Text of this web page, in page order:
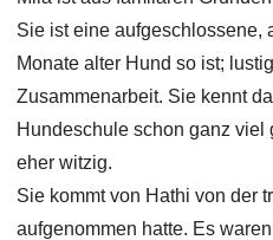
Sie ist eine aufgeschlossene,
Monate alter Hund so ist;
Zusammenarbeit. Sie kennt
Hundeschule schon ganz viel
eher witzig.
Sie kommt von Hathi von der
aufgenommen hatte. Es